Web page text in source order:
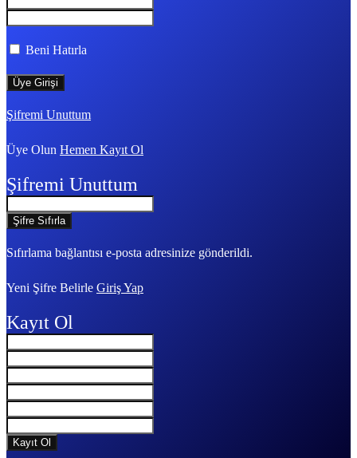
Beni Hatırla
Şifremi Unuttum
Üye Olun Hemen Kayıt Ol
Şifremi Unuttum
Sıfırlama bağlantısı e-posta adresinize gönderildi.
Yeni Şifre Belirle Giriş Yap
Kayıt Ol